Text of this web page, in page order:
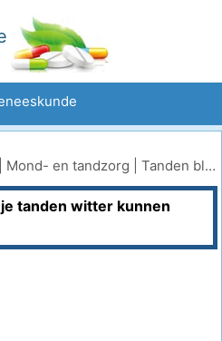
Mond- En Tandzorg
Mond- en tandzorg Tanden bleken
tanden witter kunnen